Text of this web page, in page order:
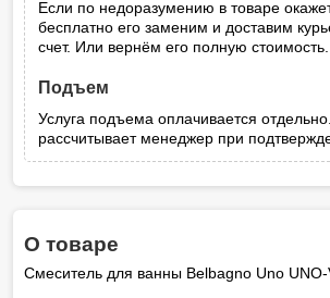
Если по недоразумению в товаре
бесплатно его заменим и доставим
счет. Или вернём его полную стоимость.
Подъем
Услуга подъема оплачивается
рассчитывает менеджер при
О товаре
Смеситель для ванны Belbagno Uno